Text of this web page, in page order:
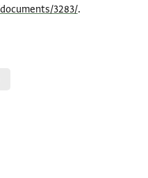
3283/.